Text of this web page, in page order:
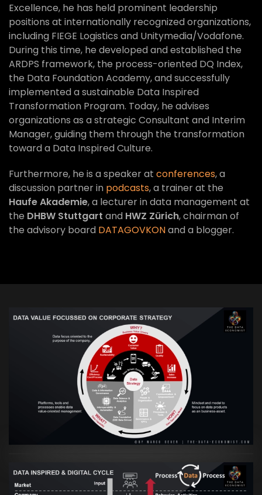
Excellence, he has held prominent leadership
positions at internationally recognized organizations,
including FIEGE Logistics and Unitymedia/Vodafone.
During this time, he developed and established the
ARDPS framework, the process-oriented DQ Index,
the Data Foundation Academy, and successfully
implemented a sustainable Data Inspired
Transformation Program. Today, he advises
organizations as a strategic Consultant and Interim
Manager, guiding them through the transformation
toward a Data Inspired Culture.
Furthermore, he is a speaker at conferences, a
discussion partner in podcasts, a trainer at the
Haufe Akademie, a lecturer in data management at
the DHBW Stuttgart and HWZ Zürich, chairman of
the advisory board DATAGOVKONand a blogger.
VIEW